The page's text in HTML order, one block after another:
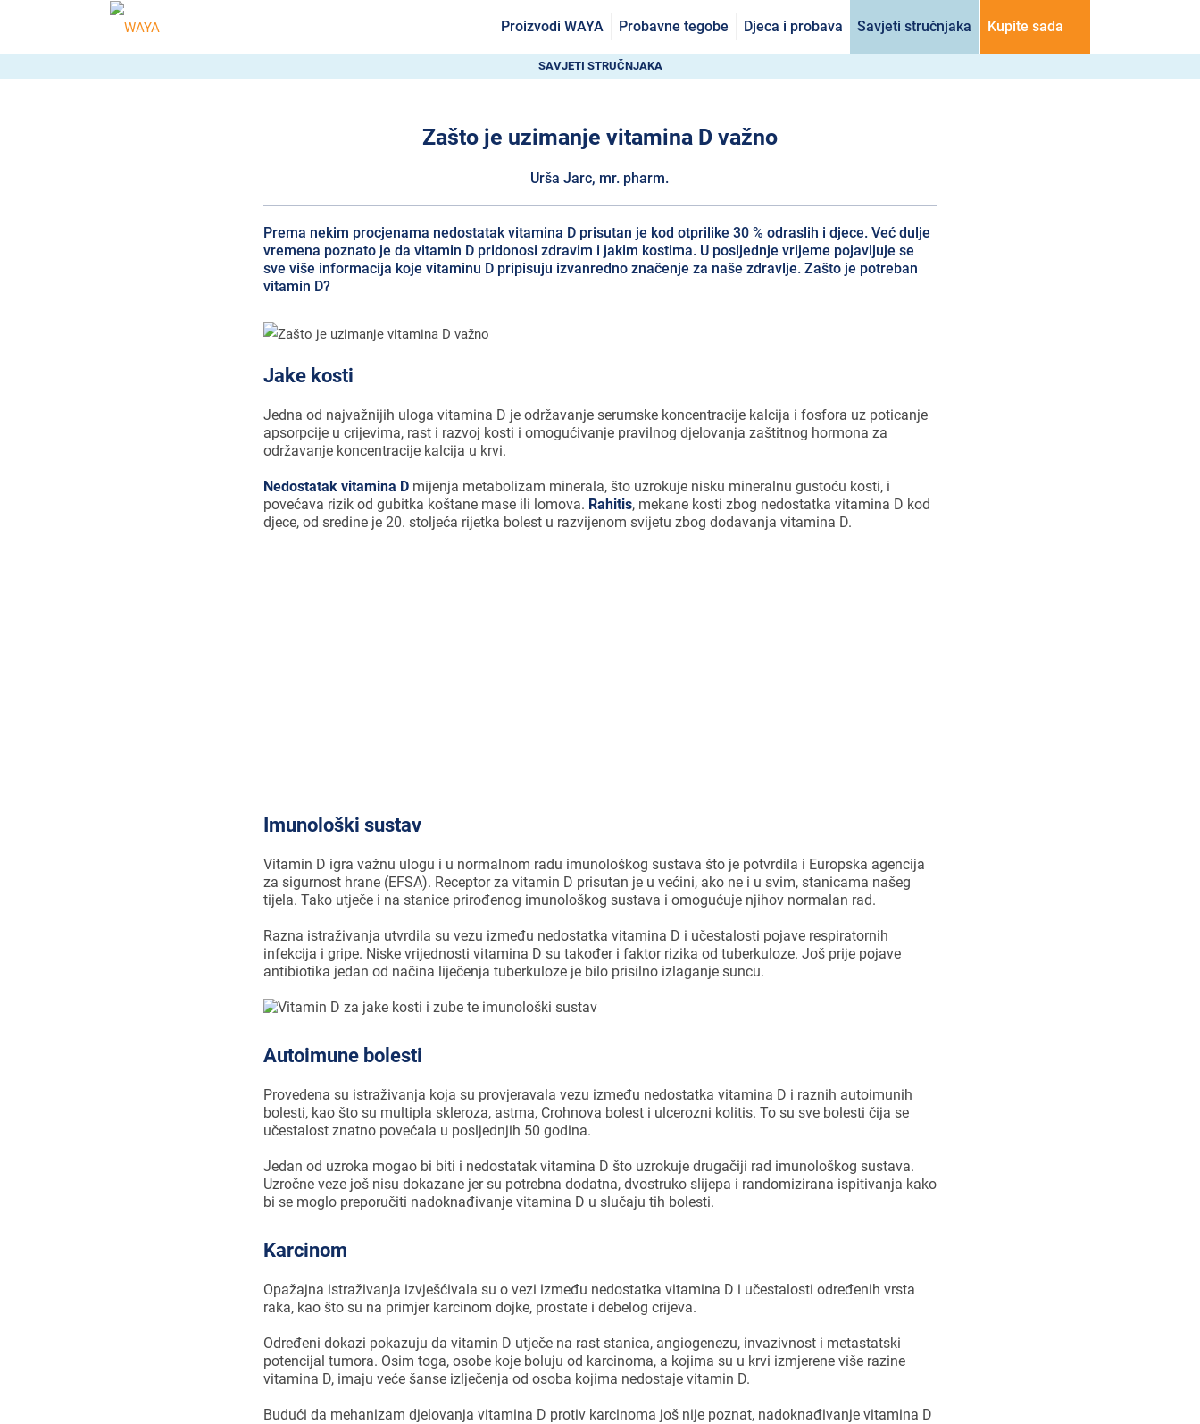
Proizvodi WAYA Probavne tegobe Djeca i probava Savjeti stručnjaka Kupite sada
SAVJETI STRUČNJAKA
Zašto je uzimanje vitamina D važno
Urša Jarc, mr. pharm.
Prema nekim procjenama nedostatak vitamina D prisutan je kod otprilike 30 % odraslih i djece. Već dulje
vremena poznato je da vitamin D pridonosi zdravim i jakim kostima. U posljednje vrijeme pojavljuje se
sve više informacija koje vitaminu D pripisuju izvanredno značenje za naše zdravlje. Zašto je potreban
vitamin D?
Jake kosti
Jedna od najvažnijih uloga vitamina D je održavanje serumske koncentracije kalcija i fosfora uz poticanje
apsorpcije u crijevima, rast i razvoj kosti i omogućivanje pravilnog djelovanja zaštitnog hormona za
održavanje koncentracije kalcija u krvi.
Nedostatak vitamina Dmijenja metabolizam minerala, što uzrokuje nisku mineralnu gustoću kosti, i
povećava rizik od gubitka koštane mase ili lomova. Rahitis, mekane kosti zbog nedostatka vitamina D kod
djece, od sredine je 20. stoljeća rijetka bolest u razvijenom svijetu zbog dodavanja vitamina D.
Imunološki sustav
Vitamin D igra važnu ulogu i u normalnom radu imunološkog sustava što je potvrdila i Europska agencija
za sigurnost hrane (EFSA). Receptor za vitamin D prisutan je u većini, ako ne i u svim, stanicama našeg
tijela. Tako utječe i na stanice prirođenog imunološkog sustava i omogućuje njihov normalan rad.
Razna istraživanja utvrdila su vezu između nedostatka vitamina D i učestalosti pojave respiratornih
infekcija i gripe. Niske vrijednosti vitamina D su također i faktor rizika od tuberkuloze. Još prije pojave
antibiotika jedan od načina liječenja tuberkuloze je bilo prisilno izlaganje suncu.
Autoimune bolesti
Provedena su istraživanja koja su provjeravala vezu između nedostatka vitamina D i raznih autoimunih
bolesti, kao što su multipla skleroza, astma, Crohnova bolest i ulcerozni kolitis. To su sve bolesti čija se
učestalost znatno povećala u posljednjih 50 godina.
Jedan od uzroka mogao bi biti i nedostatak vitamina D što uzrokuje drugačiji rad imunološkog sustava.
Uzročne veze još nisu dokazane jer su potrebna dodatna, dvostruko slijepa i randomizirana ispitivanja kako
bi se moglo preporučiti nadoknađivanje vitamina D u slučaju tih bolesti.
Karcinom
Opažajna istraživanja izvješćivala su o vezi između nedostatka vitamina D i učestalosti određenih vrsta
raka, kao što su na primjer karcinom dojke, prostate i debelog crijeva.
Određeni dokazi pokazuju da vitamin D utječe na rast stanica, angiogenezu, invazivnost i metastatski
potencijal tumora. Osim toga, osobe koje boluju od karcinoma, a kojima su u krvi izmjerene više razine
vitamina D, imaju veće šanse izlječenja od osoba kojima nedostaje vitamin D.
Budući da mehanizam djelovanja vitamina D protiv karcinoma još nije poznat, nadoknađivanje vitamina D